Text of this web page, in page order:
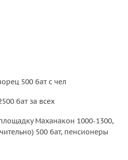
500 бат с чел
бат за всех
Маханакон 1000-1300,
500 бат, пенсионеры